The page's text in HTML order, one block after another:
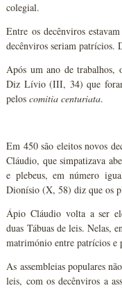
colegial.
Entre os decênviros
decênviros seriam
Após um ano de trabalhos,
Diz Lívio (III, 34) que
peloscomitia centuriata.
Em 450 são eleitos novos
Cláudio, que simpatizava
e plebeus, em número
Dionísio (X, 58) diz que os
Ápio Cláudio volta a ser
duas Tábuas de leis. Nelas,
matrimónio entre patrícios e
As assembleias populares
leis, com os decênviros a